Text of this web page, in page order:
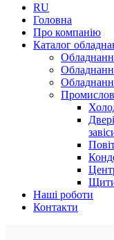
RU
Головна
Про компанію
Каталог
Наші роботи
Контакти